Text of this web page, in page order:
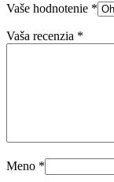
Vaše hodnotenie *
Vaša recenzia *
Meno *